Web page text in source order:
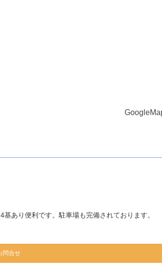
あり便利です。駐車場も完備されております。
問合せ